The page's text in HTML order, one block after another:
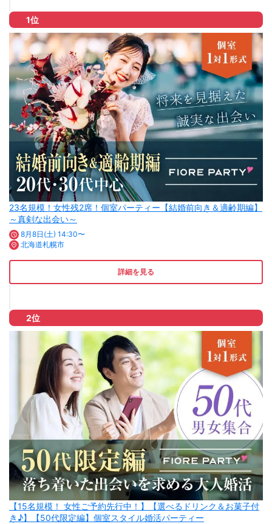
1位
23名規模！女性残2席！個室パーティー【結婚前向き＆適齢期編】
～真剣な出会い～
8月8日(土) 14:30〜
北海道札幌市
詳細を見る
2位
【15名規模！ 女性ご予約先行中！】【選べるドリンク＆お菓子付
き♪】【50代限定編】個室スタイル婚活パーティー